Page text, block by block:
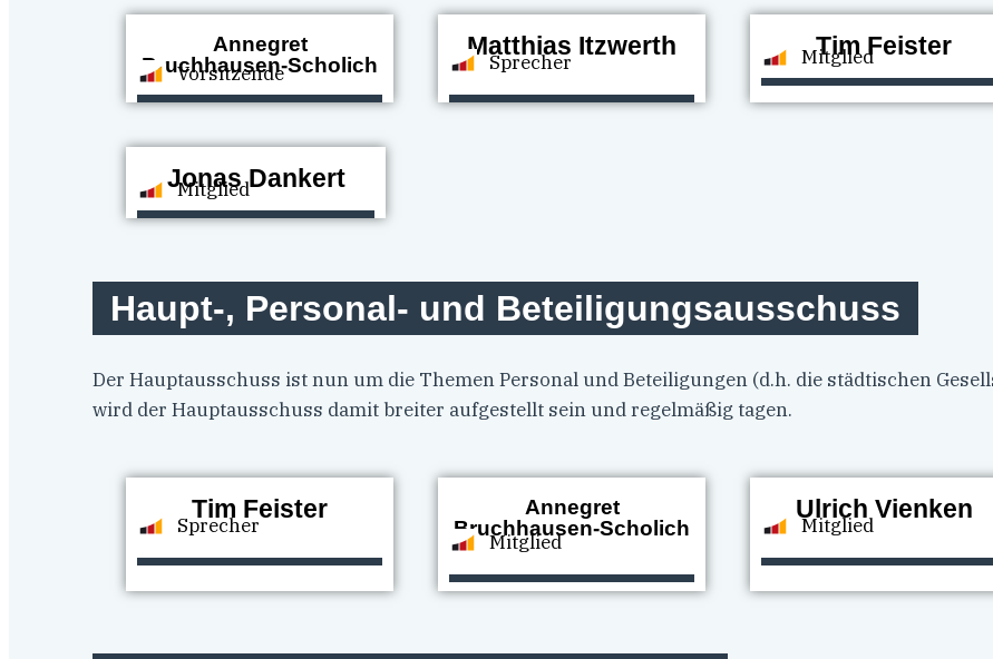
Annegret
Bruchhausen-Scholich
Vorsitzende
Matthias Itzwerth
Sprecher
Tim Feister
Mitglied
Jonas Dankert
Mitglied
Haupt-, Personal- und Beteiligungsausschuss
Der Hauptausschuss ist nun um die Themen Personal und Beteiligungen (d.h. die städtischen
wird der Hauptausschuss damit breiter aufgestellt sein und regelmäßig tagen.
Tim Feister
Sprecher
Annegret
Bruchhausen-Scholich
Mitglied
Ulrich Vienken
Mitglied